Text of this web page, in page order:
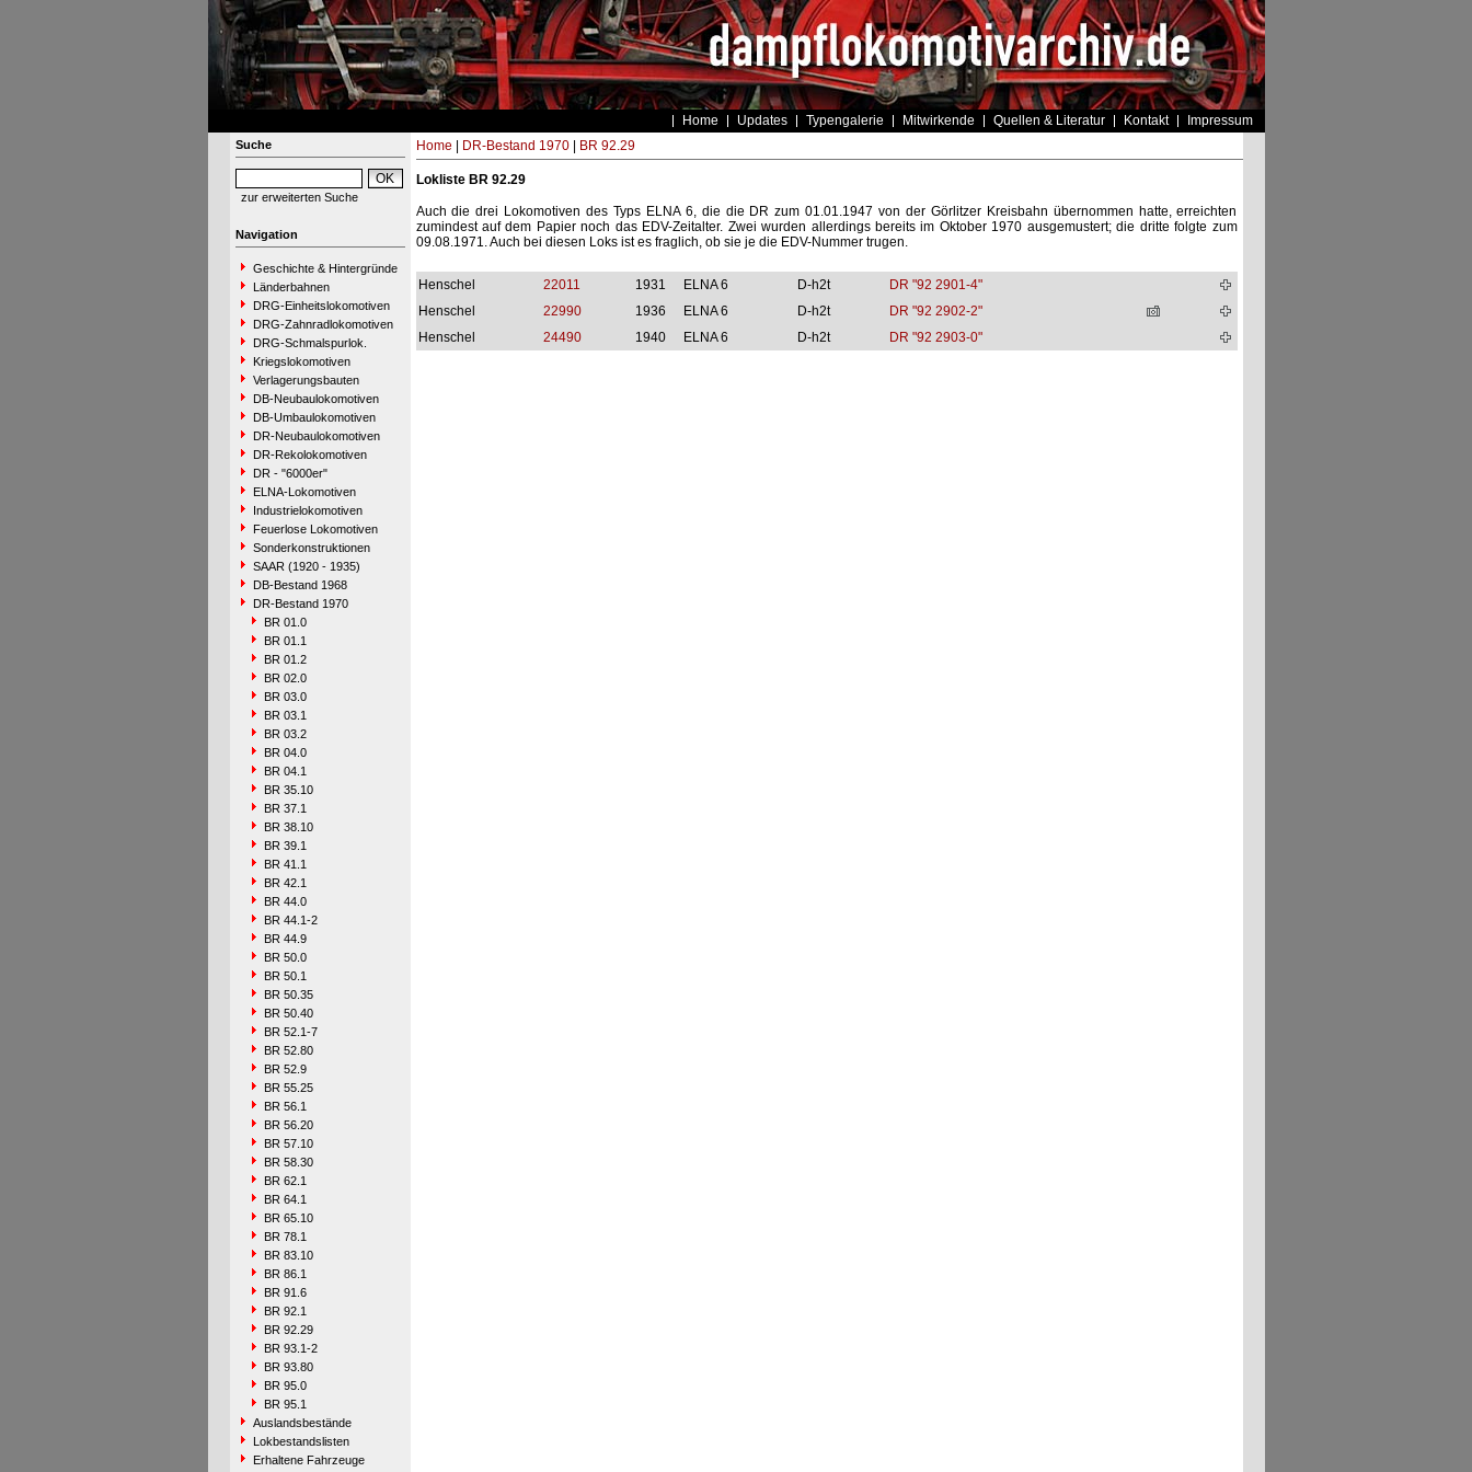
Home Updates Typengalerie Mitwirkende Quellen & Literatur Kontakt Impressum
Suche
zur erweiterten Suche
Navigation
Geschichte & Hintergründe
Länderbahnen
DRG-Einheitslokomotiven
DRG-Zahnradlokomotiven
DRG-Schmalspurlok.
Kriegslokomotiven
Verlagerungsbauten
DB-Neubaulokomotiven
DB-Umbaulokomotiven
DR-Neubaulokomotiven
DR-Rekolokomotiven
DR - "6000er"
ELNA-Lokomotiven
Industrielokomotiven
Feuerlose Lokomotiven
Sonderkonstruktionen
SAAR (1920 - 1935)
DB-Bestand 1968
DR-Bestand 1970
BR 01.0
BR 01.1
BR 01.2
BR 02.0
BR 03.0
BR 03.1
BR 03.2
BR 04.0
BR 04.1
BR 35.10
BR 37.1
BR 38.10
BR 39.1
BR 41.1
BR 42.1
BR 44.0
BR 44.1-2
BR 44.9
BR 50.0
BR 50.1
BR 50.35
BR 50.40
BR 52.1-7
BR 52.80
BR 52.9
BR 55.25
BR 56.1
BR 56.20
BR 57.10
BR 58.30
BR 62.1
BR 64.1
BR 65.10
BR 78.1
BR 83.10
BR 86.1
BR 91.6
BR 92.1
BR 92.29
BR 93.1-2
BR 93.80
BR 95.0
BR 95.1
Auslandsbestände
Lokbestandslisten
Erhaltene Fahrzeuge
Home DR-Bestand 1970| BR 92.29
Lokliste BR 92.29
Auch die drei Lokomotiven des Typs ELNA 6, die die DR zum 01.01.1947 von der Görlitzer Kreisbahn übernommen hatte, erreichten
zumindest auf dem Papier noch das EDV-Zeitalter. Zwei wurden allerdings bereits im Oktober 1970 ausgemustert; die dritte folgte zum
09.08.1971. Auch bei diesen Loks ist es fraglich, ob sie je die EDV-Nummer trugen.
Henschel 22011 1931 ELNA 6 D-h2t
DR "92 2901-4"
Henschel
22990 1936 ELNA 6 D-h2t
DR "92 2902-2"
Henschel
24490 1940 ELNA 6 D-h2t DR "92 2903-0"